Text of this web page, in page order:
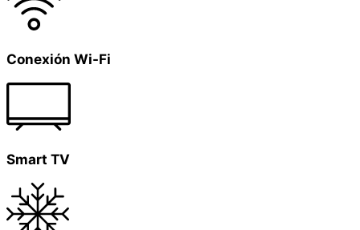
Conexión Wi-Fi
Smart TV